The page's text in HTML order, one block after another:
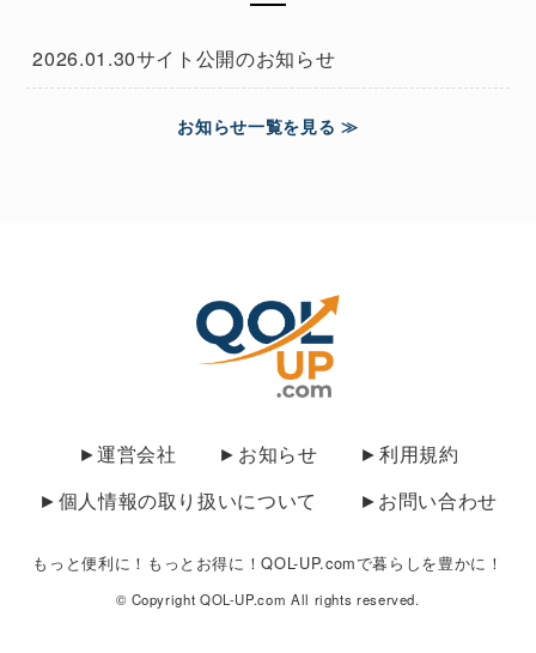
2026.01.30サイト公開のお知らせ
お知らせ一覧を見る ≫
►運営会社 ►お知らせ
►利用規約
►個人情報の取り扱いについて
►お問い合わせ
もっと便利に！もっとお得に！QOL-UP.comで暮らしを豊かに！
© Copyright QOL-UP.com All rights reserved.